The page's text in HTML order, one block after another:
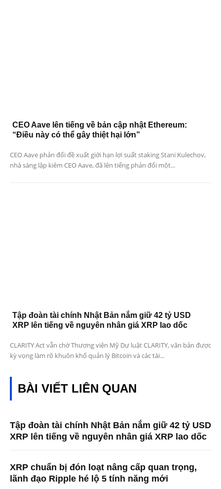
CEO Aave lên tiếng về bản cập nhật Ethereum:
“Điều này có thể gây thiệt hại lớn”
CEO Aave phản đối đề xuất giới hạn lợi suất staking Stani Kulechov,
nhà sáng lập kiêm CEO Aave, đã lên tiếng phản đối một...
Tập đoàn tài chính Nhật Bản nắm giữ 42 tỷ USD
XRP lên tiếng về nguyên nhân giá XRP lao dốc
CLARITY Act vẫn chờ Thượng viện Mỹ Dự luật CLARITY, văn bản được
kỳ vọng làm rõ khuôn khổ quản lý Bitcoin và các tài...
BÀI VIẾT LIÊN QUAN
Tập đoàn tài chính Nhật Bản nắm giữ 42 tỷ USD
XRP lên tiếng về nguyên nhân giá XRP lao dốc
XRP chuẩn bị đón loạt nâng cấp quan trọng,
lãnh đạo Ripple hé lộ 5 tính năng mới